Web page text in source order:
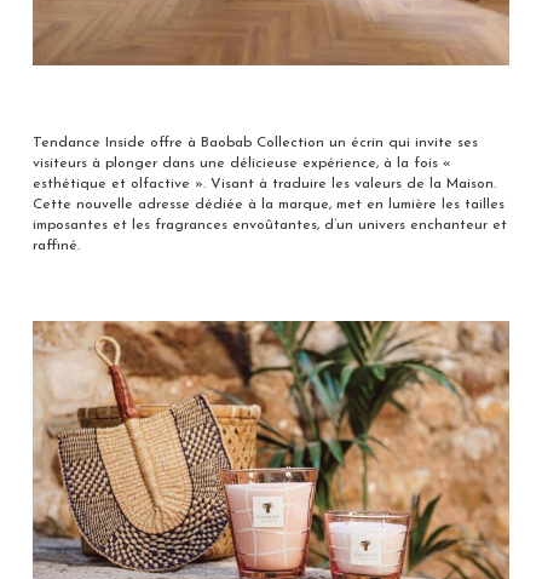
Tendance Inside offre à Baobab Collection un écrin qui invite ses
visiteurs à plonger dans une délicieuse expérience, à la fois «
esthétique et olfactive ». Visant à traduire les valeurs de la Maison.
Cette nouvelle adresse dédiée à la marque, met en lumière les tailles
imposantes et les fragrances envoûtantes, d’un univers enchanteur et
raffiné.